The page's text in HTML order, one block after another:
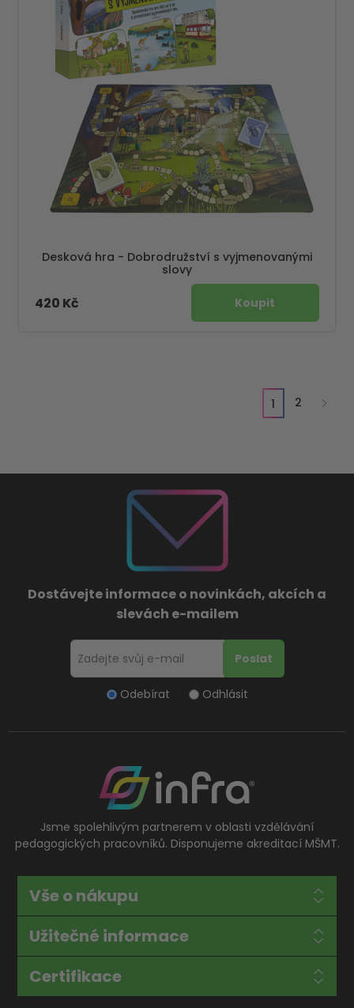
Desková hra - Dobrodružství s vyjmenovanými
slovy
420 Kč
1 2
Dostávejte informace o novinkách, akcích a
slevách e-mailem
Odebírat Odhlásit
Jsme spolehlivým partnerem v oblasti vzdělávání
pedagogických pracovníků. Disponujeme akreditací MŠMT.
Vše o nákupu
Užitečné informace
Certifikace